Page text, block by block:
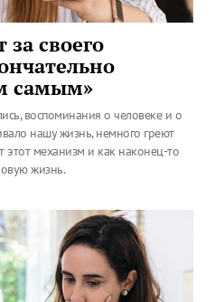
своего
самым»
воспоминания о человеке и о
нашу жизнь, немного греют
этот механизм и как наконец-то
жизнь.